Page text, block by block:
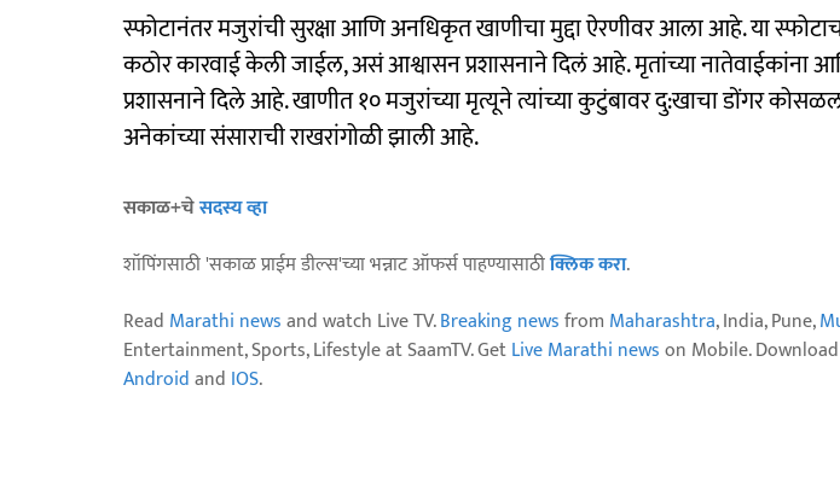
स्फोटानंतर मजुरांची सुरक्षा आणि अनधिकृत खाणीचा मुद्दा ऐरणीवर आला आहे. या
कठोर कारवाई केली जाईल, असं आश्वासन प्रशासनाने दिलं आहे. मृतांच्या नातेवाईकांना
प्रशासनाने दिले आहे. खाणीत १० मजुरांच्या मृत्यूने त्यांच्या कुटुंबावर दु:खाचा डोंगर
अनेकांच्या संसाराची राखरांगोळी झाली आहे.
सकाळ+चेसदस्य व्हा
शॉपिंगसाठी 'सकाळ प्राईम डील्स'च्या भन्नाट ऑफर्स पाहण्यासाठीक्लिक करा.
Read Marathi newsand watch Live TV.Breaking newsfrom Maharashtra, India, Pune,
Entertainment, Sports, Lifestyle at SaamTV. GetLive Marathi newson Mobile.
Androidand IOS.